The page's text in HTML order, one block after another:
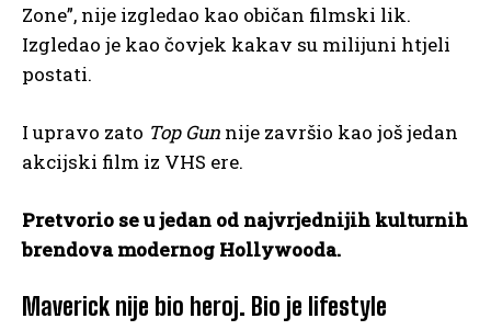
Zone”, nije izgledao kao običan filmski lik.
Izgledao je kao čovjek kakav su milijuni htjeli
postati.
I upravo zato Top Gun nije završio kao još jedan
akcijski film iz VHS ere.
Pretvorio se u jedan od najvrjednijih kulturnih
brendova modernog Hollywooda.
Maverick nije bio heroj. Bio je lifestyle